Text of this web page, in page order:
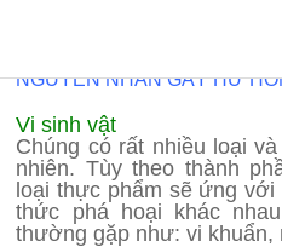
NGUYÊN NHÂN GÂY HƯ
Vi sinh vật
Chúng có rất nhiều loại
nhiên. Tùy theo thành
loại thực phẩm sẽ ứng
thức phá hoại khác
thường gặp như: vi khuẩn,